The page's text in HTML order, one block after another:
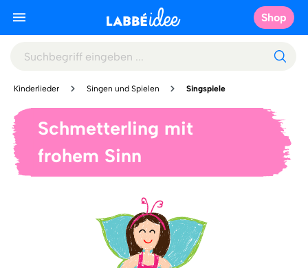
Shop
Kinderlieder Singen und Spielen Singspiele
Schmetterling mit
frohem Sinn